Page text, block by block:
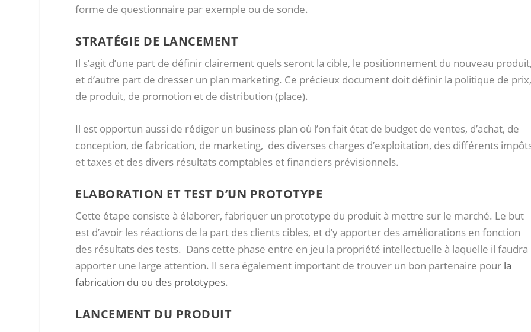
forme de questionnaire par exemple ou de sonde.
STRATÉGIE DE LANCEMENT
Il s’agit d’une part de définir clairement quels seront la cible, le positionnement du nouveau
et d’autre part de dresser un plan marketing. Ce précieux document doit définir la politique de
de produit, de promotion et de distribution (place).
Il est opportun aussi de rédiger un business plan où l’on fait état de budget de ventes, d’achat, de
conception, de fabrication, de marketing, des diverses charges d’exploitation, des différents
et taxes et des divers résultats comptables et financiers prévisionnels.
ELABORATION ET TEST D’UN PROTOTYPE
Cette étape consiste à élaborer, fabriquer un prototype du produit à mettre sur le marché. Le but
est d’avoir les réactions de la part des clients cibles, et d’y apporter des améliorations en fonction
des résultats des tests. Dans cette phase entre en jeu la propriété intellectuelle à laquelle il faudra
apporter une large attention. Il sera également important de trouver un bon partenaire pour la
fabrication du ou des prototypes.
LANCEMENT DU PRODUIT